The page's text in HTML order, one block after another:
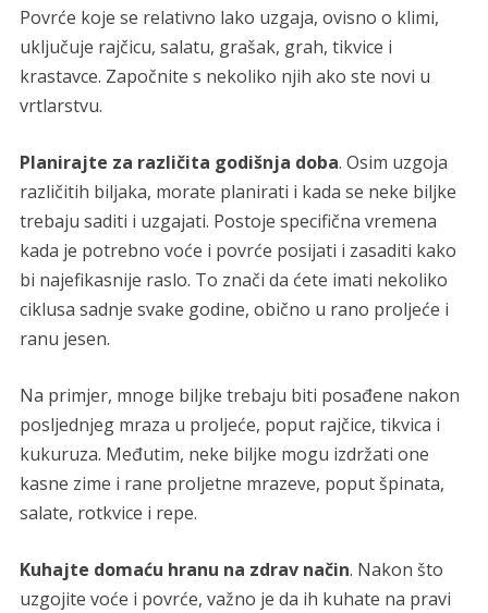
Povrće koje se relativno lako uzgaja, ovisno o klimi,
uključuje rajčicu, salatu, grašak, grah, tikvice i
krastavce. Započnite s nekoliko njih ako ste novi u
vrtlarstvu.
Planirajte za različita godišnja doba. Osim uzgoja
različitih biljaka, morate planirati i kada se neke biljke
trebaju saditi i uzgajati. Postoje specifična vremena
kada je potrebno voće i povrće posijati i zasaditi kako
bi najefikasnije raslo. To znači da ćete imati nekoliko
ciklusa sadnje svake godine, obično u rano proljeće i
ranu jesen.
Na primjer, mnoge biljke trebaju biti posađene nakon
posljednjeg mraza u proljeće, poput rajčice, tikvica i
kukuruza. Međutim, neke biljke mogu izdržati one
kasne zime i rane proljetne mrazeve, poput špinata,
salate, rotkvice i repe.
Kuhajte domaću hranu na zdrav način. Nakon što
uzgojite voće i povrće, važno je da ih kuhate na pravi